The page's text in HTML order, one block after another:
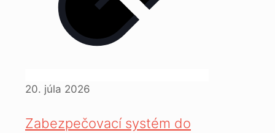
20. júla 2026
Zabezpečovací systém do